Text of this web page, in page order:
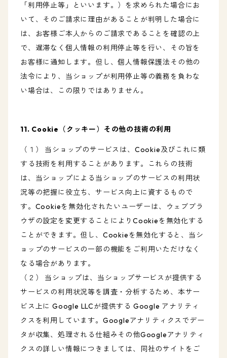
「利用停止等」といいます。）を求められた場合にお
いて、そのご請求に理由があることが判明した場合に
は、お客様ご本人からのご請求であることを確認の上
で、遅滞なく個人情報の利用停止等を行い、その旨を
お客様に通知します。但し、個人情報保護法その他の
法令により、当ショップが利用停止等の義務を負わな
い場合は、この限りではありません。
11. Cookie（クッキー）その他の技術の利用
（１） 当ショップのサービスは、Cookie及びこれに類
する技術を利用することがあります。これらの技術
は、当ショップによる当ショップのサービスの利用状
況等の把握に役立ち、サービス向上に資するもので
す。Cookieを無効化されたいユーザーは、ウェブブラ
ウザの設定を変更することによりCookieを無効化する
ことができます。但し、Cookieを無効化すると、当シ
ョップのサービスの一部の機能をご利用いただけなく
なる場合があります。
（２） 当ショップは、当ショップサービスが提供する
サービスの利用状況等を調査・分析するため、本サー
ビス上に Google LLCが提供する Google アナリティ
クスを利用しています。Googleアナリティクスでデー
タが収集、処理される仕組みその他Googleアナリティ
クスの詳しい情報につきましては、同社のサイトをご